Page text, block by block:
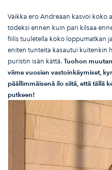
Vaikka ero Andreaan kasvoi koko
todeksi ennen kuin pari kilsaa
fiilis tuuletella koko loppumatkan
eniten tunteita kasautui kuitenkin
puristin isän kättä. Tuohon
viime vuosien vastoinkäymiset,
päällimmäisenä ilo siitä, että täll ä
putkeen!